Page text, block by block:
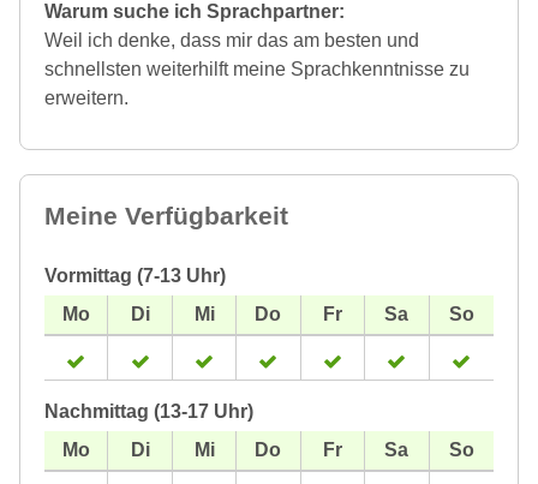
Warum suche ich Sprachpartner:
Weil ich denke, dass mir das am besten und
schnellsten weiterhilft meine Sprachkenntnisse zu
erweitern.
Meine Verfügbarkeit
Vormittag (7-13 Uhr)
Nachmittag (13-17 Uhr)